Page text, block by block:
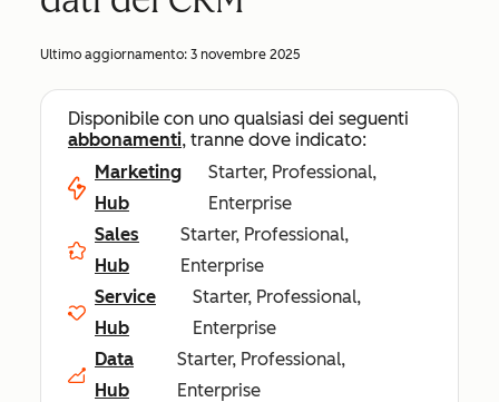
Ultimo aggiornamento: 3 novembre 2025
Disponibile con uno qualsiasi dei seguenti
abbonamenti, tranne dove indicato:
Marketing
Hub
Starter, Professional,
Enterprise
Sales
Hub
Starter, Professional,
Enterprise
Service
Hub
Starter, Professional,
Enterprise
Data
Hub
Starter, Professional,
Enterprise